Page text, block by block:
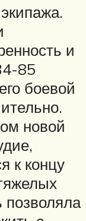
и
85
боевой
новой
к концу
позволяла